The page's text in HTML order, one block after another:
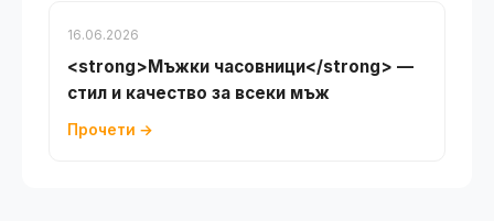
16.06.2026
<strong>Мъжки часовници</strong> —
стил и качество за всеки мъж
Прочети →